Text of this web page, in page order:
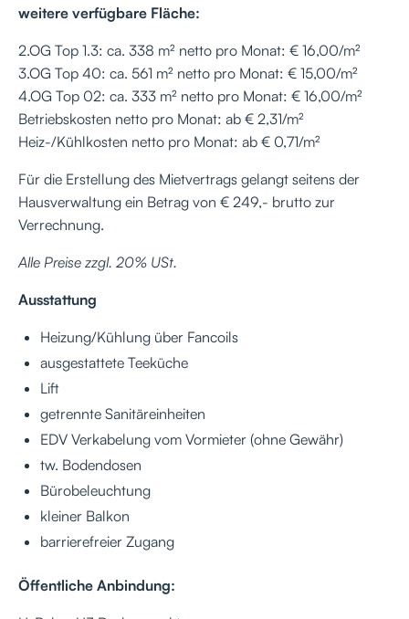
weitere verfügbare Fläche:
2.OG Top 1.3: ca. 338 m² netto pro Monat: € 16,00/m²
3.OG Top 40: ca. 561 m² netto pro Monat: € 15,00/m²
4.OG Top 02: ca. 333 m² netto pro Monat: € 16,00/m²
Betriebskosten netto pro Monat: ab € 2,31/m²
Heiz-/Kühlkosten netto pro Monat: ab € 0,71/m²
Für die Erstellung des Mietvertrags gelangt seitens der
Hausverwaltung ein Betrag von € 249,- brutto zur
Verrechnung.
Alle Preise zzgl. 20% USt.
Ausstattung
Heizung/Kühlung über Fancoils
ausgestattete Teeküche
Lift
getrennte Sanitäreinheiten
EDV Verkabelung vom Vormieter (ohne Gewähr)
tw. Bodendosen
Bürobeleuchtung
kleiner Balkon
barrierefreier Zugang
Öffentliche Anbindung: